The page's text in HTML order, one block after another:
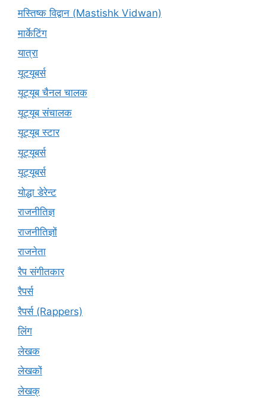
मस्तिष्क विद्वान (Mastishk Vidwan)
मार्केटिंग
यात्रा
यूटयूबर्स
यूट्यूब चैनल चालक
यूट्यूब संचालक
यूट्यूब स्टार
यूट्यूबर्स
यूट्‍यूबर्स
योद्धा डेरेन्ट
राजनीतिज्ञ
राजनीतिज्ञों
राजनेता
रैप संगीतकार
रैपर्स
रैपर्स (Rappers)
लिंग
लेखक
लेखकों
लेखक्